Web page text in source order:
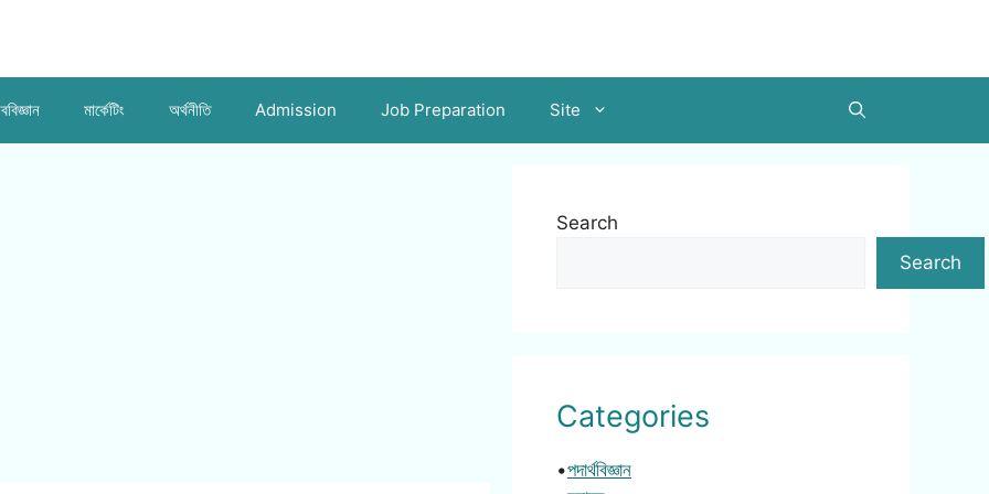
মার্কেটিং অর্থনীতি Admission Job Preparation Site
Search
Search
Categories
•পদার্থবিজ্ঞান